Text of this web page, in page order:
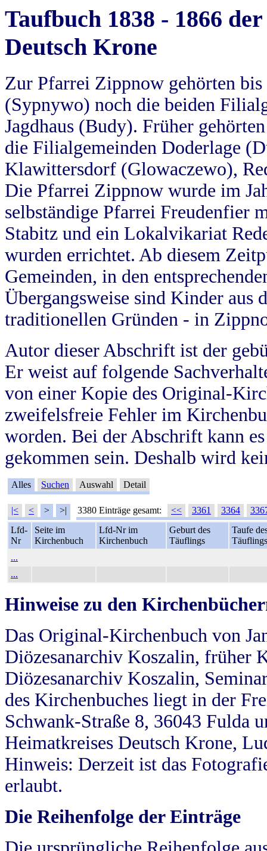
Taufbuch 1838 - 1866
Deutsch Krone
Zur Pfarrei Zippnow gehörten
(Sypnywo) noch die beiden
Jagdhaus (Budy). Früher
die Filialgemeinden Doderlage
Klawittersdorf (Glowaczewo),
Die Pfarrei Zippnow wurde im
selbständige Pfarrei Freudenfier
Stabitz und ein Lokalvikariat
wurden errichtet. Ab diesem
Gemeinden, in den
Übergangsweise sind Kinder aus
traditionellen Gründen - in
Autor dieser Abschrift ist der
Er weist auf folgende
von einer Kopie des Original-
zweifelsfreie Fehler im
worden. Bei der Abschrift kann
gekommen sein. Deshalb wird
Alles Suchen Auswahl Detail
|< < > >| 3380 Einträge gesamt: << 3361 3364
Lfd-
Nr
Seite im
Kirchenbuch
Lfd-Nr im
Kirchenbuch
Geburt des
Täuflings
Taufe
Täuflings
...
...
Hinweise zu den
Das Original-Kirchenbuch von
Diözesanarchiv Koszalin, früher
Diözesanarchiv Koszalin,
des Kirchenbuches liegt in der
Schwank-Straße 8, 36043 Fulda
Heimatkreises Deutsch Krone,
Hinweis: Derzeit ist das
erlaubt.
Die Reihenfolge der Einträge